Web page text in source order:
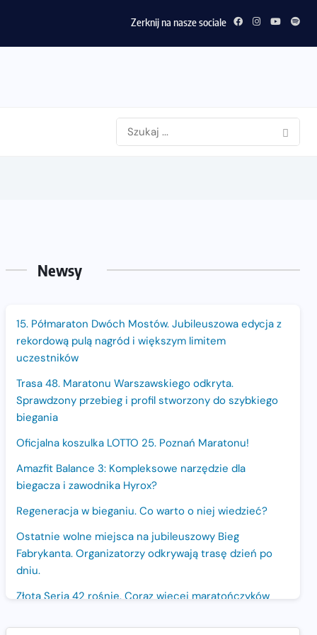
Zerknij na nasze sociale
Newsy
15. Półmaraton Dwóch Mostów. Jubileuszowa edycja z
rekordową pulą nagród i większym limitem
uczestników
Trasa 48. Maratonu Warszawskiego odkryta.
Sprawdzony przebieg i profil stworzony do szybkiego
biegania
Oficjalna koszulka LOTTO 25. Poznań Maratonu!
Amazfit Balance 3: Kompleksowe narzędzie dla
biegacza i zawodnika Hyrox?
Regeneracja w bieganiu. Co warto o niej wiedzieć?
Ostatnie wolne miejsca na jubileuszowy Bieg
Fabrykanta. Organizatorzy odkrywają trasę dzień po
dniu.
Złota Seria 42 rośnie. Coraz więcej maratończyków
Polsce